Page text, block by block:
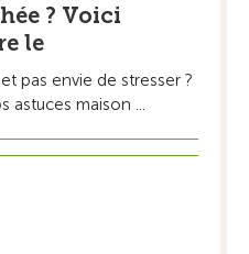
? Voici
le
pas envie de stresser ?
astuces maison ...